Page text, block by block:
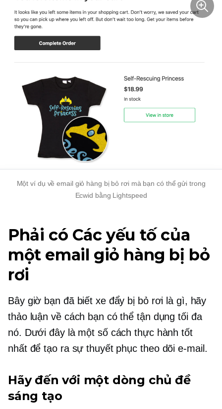
Một ví dụ về email giỏ hàng bị bỏ rơi mà bạn có thể gửi trong
Ecwid bằng Lightspeed
Phải có Các yếu tố của
một email giỏ hàng bị bỏ
rơi
Bây giờ bạn đã biết xe đẩy bị bỏ rơi là gì, hãy
thảo luận về cách bạn có thể tận dụng tối đa
nó. Dưới đây là một số cách thực hành tốt
nhất để tạo ra sự thuyết phục theo dõi e-mail.
Hãy đến với một dòng chủ đề
sáng tạo